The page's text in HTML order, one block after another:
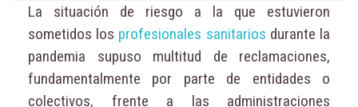
La situación de riesgo a la que estuvieron
sometidos los profesionales sanitarios durante la
pandemia supuso multitud de reclamaciones,
fundamentalmente por parte de entidades o
colectivos, frente a las administraciones